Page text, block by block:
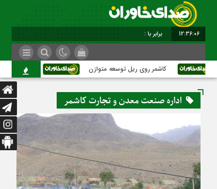
12:36:07 برابر با : Monday - 10 August - 2026
کاشمر روی ریل توسعه متوازن کاشمر؛ عبور
اداره صنعت معدن و تجارت کاشمر